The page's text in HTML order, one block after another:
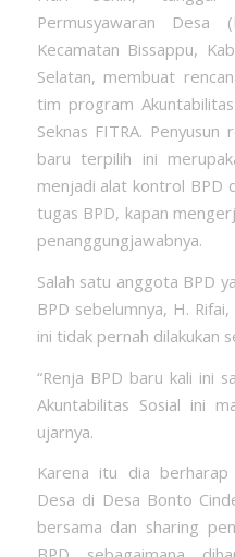
Permusyawaran Desa
Kecamatan Bissappu,
Selatan, membuat
tim program
Seknas FITRA.
baru terpilih ini
menjadi alat kontrol BPD
tugas BPD, kapan
penanggungjawabnya.
Salah satu anggota BPD
BPD sebelumnya, H.
ini tidak pernah dilakukan
“Renja BPD baru kali ini
Akuntabilitas Sosial ini
ujarnya.
Karena itu dia berharap
Desa di Desa Bonto
bersama dan sharing